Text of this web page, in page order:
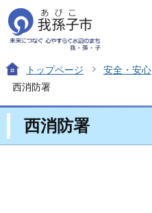
トップページ 安全・安心
西消防署
西消防署